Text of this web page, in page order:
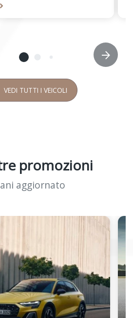
VEDI TUTTI I VEICOLI
promozioni
aggiornato